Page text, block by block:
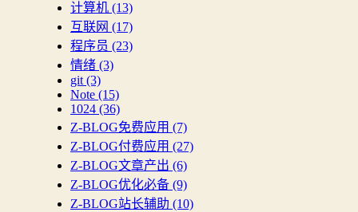
计算机 (13)
互联网 (17)
程序员 (23)
情绪 (3)
git (3)
Note (15)
1024 (36)
Z-BLOG免费应用 (7)
Z-BLOG付费应用 (27)
Z-BLOG文章产出 (6)
Z-BLOG优化必备 (9)
Z-BLOG站长辅助 (10)